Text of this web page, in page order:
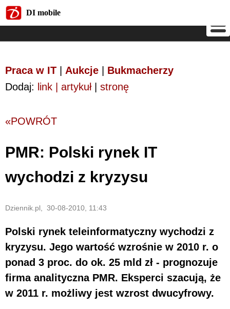
DI mobile
Praca w IT Aukcje
Bukmacherzy
Dodaj: link | artykuł| stronę
«POWRÓT
PMR: Polski rynek IT
wychodzi z kryzysu
Dziennik.pl, 30-08-2010, 11:43
Polski rynek teleinformatyczny wychodzi z
kryzysu. Jego wartość wzrośnie w 2010 r. o
ponad 3 proc. do ok. 25 mld zł - prognozuje
firma analityczna PMR. Eksperci szacują, że
w 2011 r. możliwy jest wzrost dwucyfrowy.
DI mobile